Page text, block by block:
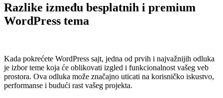
Razlike između besplatnih i premium
WordPress tema
Kada pokrećete WordPress sajt, jedna od prvih i najvažnijih odluka
je izbor teme koja će oblikovati izgled i funkcionalnost vašeg veb
prostora. Ova odluka može značajno uticati na korisničko iskustvo,
performanse i budući rast vašeg projekta.